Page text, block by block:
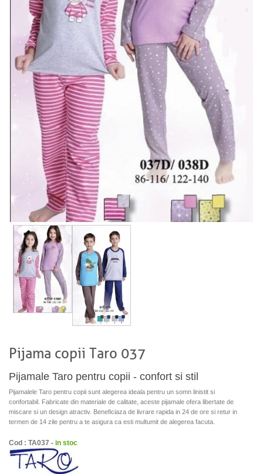
Pijama copii Taro 037
Pijamale Taro pentru copii - confort si stil
Pijamalele Taro pentru copii sunt alegerea ideala pentru un somn linistit si
confortabil. Fabricate din materiale de calitate, aceste pijamale ofera libertate de
miscare si un design atractiv. Beneficiaza de livrare rapida in 24 de ore si retur in
termen de 14 zile pentru a te asigura ca esti multumit de alegerea facuta.
Cod : TA037 - in stoc